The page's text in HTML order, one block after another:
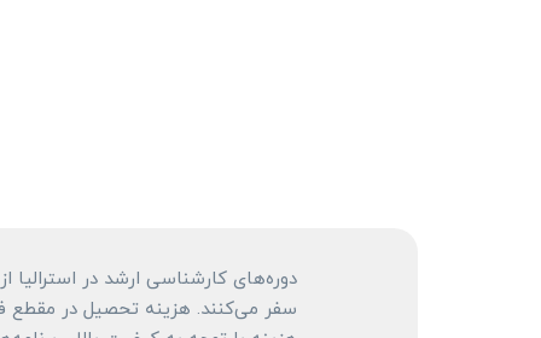
دوره‌های کارشناسی ارشد در استرالیا